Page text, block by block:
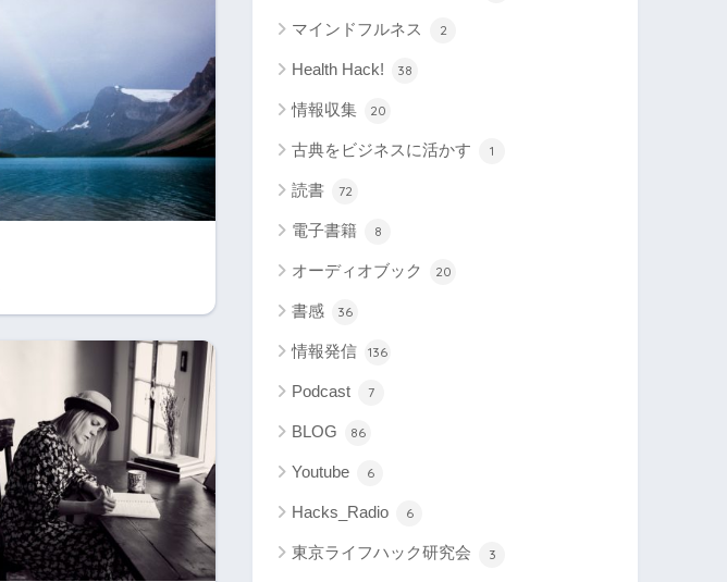
マインドフルネス 2
Health Hack! 38
情報収集 20
古典をビジネスに活かす 1
読書 72
電子書籍 8
オーディオブック 20
書感 36
情報発信 136
Podcast 7
BLOG 86
Youtube 6
Hacks_Radio 6
東京ライフハック研究会 3